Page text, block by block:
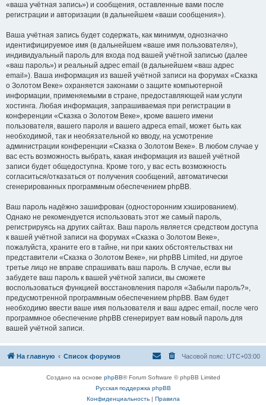
«ваша учётная запись») и сообщения, оставленные вами после
регистрации и авторизации (в дальнейшем «ваши сообщения»).
Ваша учётная запись будет содержать, как минимум, однозначно
идентифицируемое имя (в дальнейшем «ваше имя пользователя»),
индивидуальный пароль для входа под вашей учётной записью (далее
«ваш пароль») и реальный адрес email (в дальнейшем «ваш адрес
email»). Ваша информация из вашей учётной записи на форумах «Сказка
о Золотом Веке» охраняется законами о защите компьютерной
информации, применяемыми в стране, предоставляющей нам услуги
хостинга. Любая информация, запрашиваемая при регистрации в
конференции «Сказка о Золотом Веке», кроме вашего имени
пользователя, вашего пароля и вашего адреса email, может быть как
необходимой, так и необязательной ко вводу, на усмотрение
администрации конференции «Сказка о Золотом Веке». В любом случае у
вас есть возможность выбрать, какая информация из вашей учётной
записи будет общедоступна. Кроме того, у вас есть возможность
согласиться/отказаться от получения сообщений, автоматически
сгенерированных программным обеспечением phpBB.
Ваш пароль надёжно зашифрован (односторонним хэшированием).
Однако не рекомендуется использовать этот же самый пароль,
регистрируясь на других сайтах. Ваш пароль является средством доступа
к вашей учётной записи на форумах «Сказка о Золотом Веке»,
пожалуйста, храните его в тайне, ни при каких обстоятельствах ни
представители «Сказка о Золотом Веке», ни phpBB Limited, ни другое
третье лицо не вправе спрашивать ваш пароль. В случае, если вы
забудете ваш пароль к вашей учётной записи, вы сможете
воспользоваться функцией восстановления пароля «Забыли пароль?»,
предусмотренной программным обеспечением phpBB. Вам будет
необходимо ввести ваше имя пользователя и ваш адрес email, после чего
программное обеспечение phpBB сгенерирует вам новый пароль для
вашей учётной записи.
На главную Список форумов Часовой пояс: UTC+03:00
Создано на основе phpBB® Forum Software © phpBB Limited
Русская поддержка phpBB
Конфиденциальность| Правила